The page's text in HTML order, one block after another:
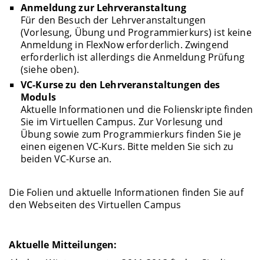
Anmeldung zur Lehrveranstaltung
Für den Besuch der Lehrveranstaltungen
(Vorlesung, Übung und Programmierkurs) ist keine
Anmeldung in FlexNow erforderlich. Zwingend
erforderlich ist allerdings die Anmeldung Prüfung
(siehe oben).
VC-Kurse zu den Lehrveranstaltungen des
Moduls
Aktuelle Informationen und die Folienskripte finden
Sie im Virtuellen Campus. Zur Vorlesung und
Übung sowie zum Programmierkurs finden Sie je
einen eigenen VC-Kurs. Bitte melden Sie sich zu
beiden VC-Kurse an.
Die Folien und aktuelle Informationen finden Sie auf
den Webseiten des Virtuellen Campus
Aktuelle Mitteilungen: